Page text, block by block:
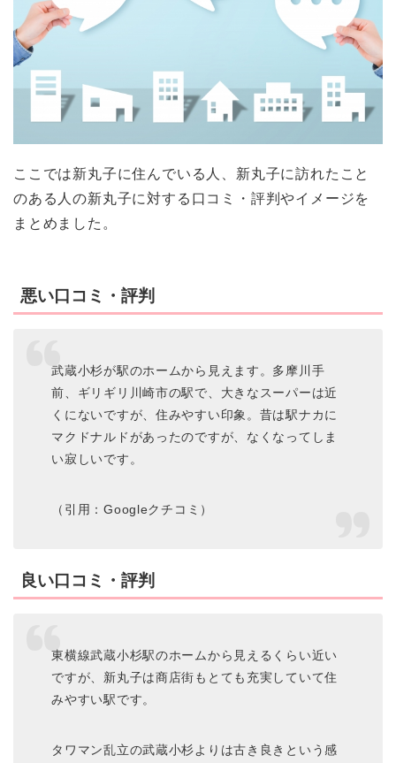
ここでは新丸子に住んでいる人、新丸子に訪れたこと
のある人の新丸子に対する口コミ・評判やイメージを
まとめました。
悪い口コミ・評判
武蔵小杉が駅のホームから見えます。多摩川手
前、ギリギリ川崎市の駅で、大きなスーパーは近
くにないですが、住みやすい印象。昔は駅ナカに
マクドナルドがあったのですが、なくなってしま
い寂しいです。
（引用：Googleクチコミ）
良い口コミ・評判
東横線武蔵小杉駅のホームから見えるくらい近い
ですが、新丸子は商店街もとても充実していて住
みやすい駅です。
タワマン乱立の武蔵小杉よりは古き良きという感